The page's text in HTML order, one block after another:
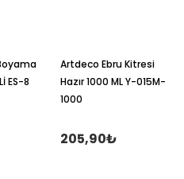
ES-8
Artdeco Ebru Kitresi
Hazır 1000 ML Y-015M-
1000
205,90₺